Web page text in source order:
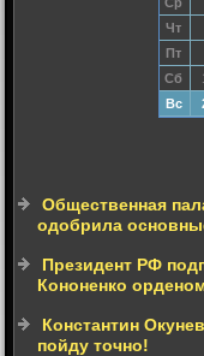
Чт
Пт
Сб
Вс
Общественная
одобрила
Президент РФ
Кононенко
Константин
пойду точно!